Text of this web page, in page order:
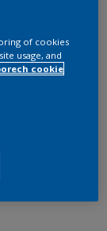
of cookies
usage, and
cookie